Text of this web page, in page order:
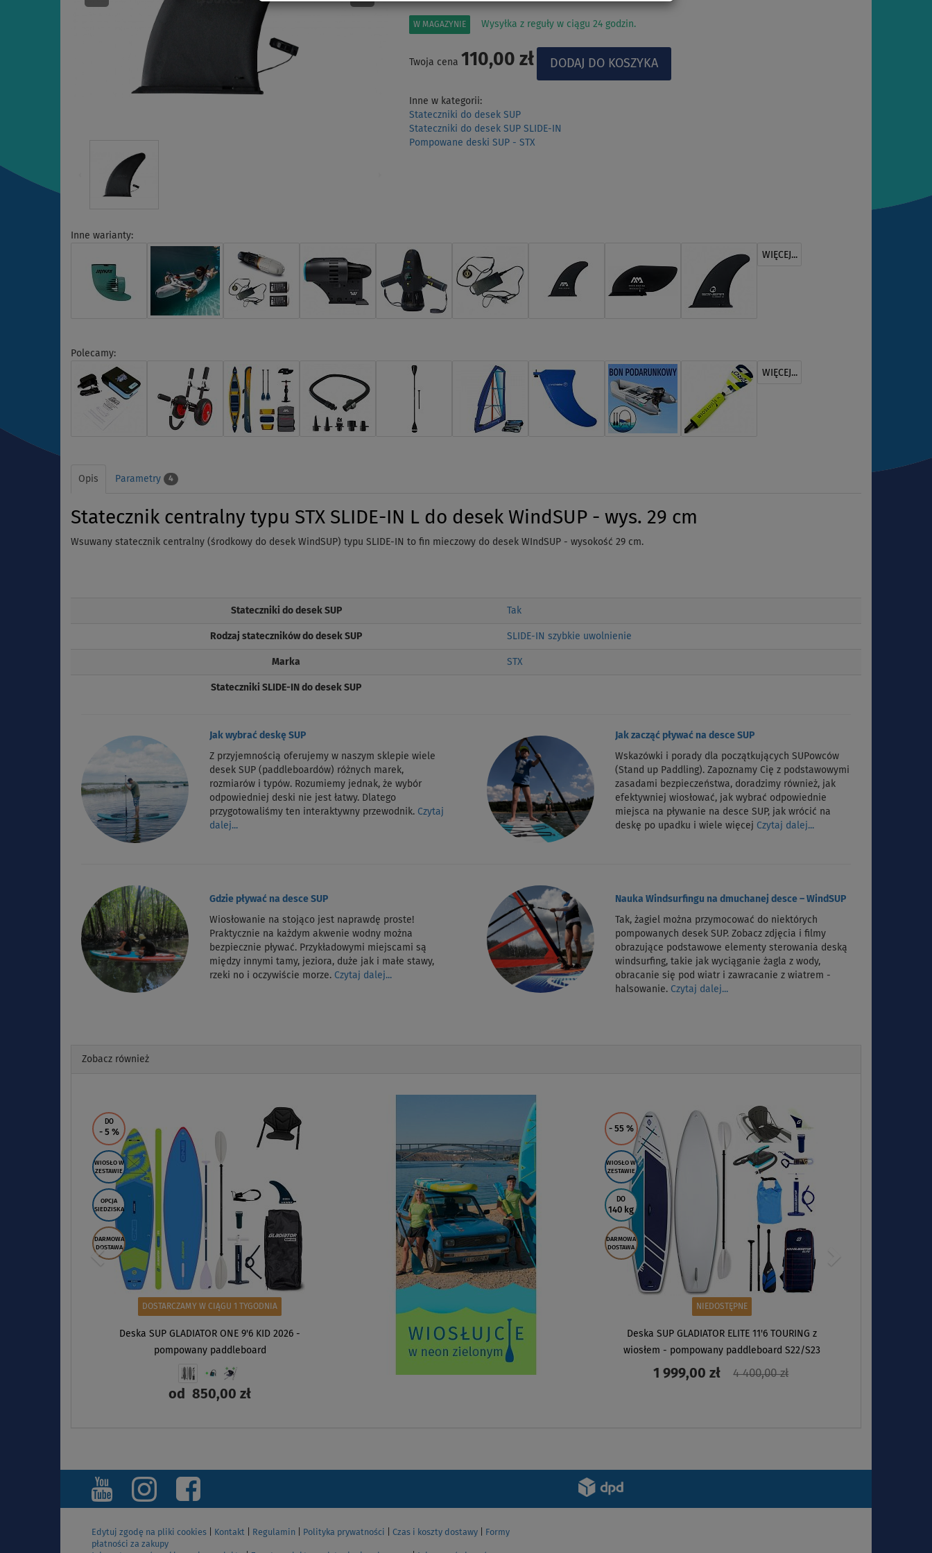
W MAGAZYNIE Wysyłka z reguły w ciągu 24 godzin.
Twoja cena 110,00 zł
Inne w kategorii:
Stateczniki do desek SUP
Stateczniki do desek SUP SLIDE-IN
Pompowane deski SUP - STX
Inne warianty:
WIĘCEJ...
Polecamy:
WIĘCEJ...
Opis Parametry 4
Statecznik centralny typu STX SLIDE-IN L do desek WindSUP - wys. 29 cm
Wsuwany statecznik centralny (środkowy do desek WindSUP) typu SLIDE-IN to fin mieczowy do desek WIndSUP - wysokość 29 cm.
Stateczniki do desek SUP Tak
Rodzaj stateczników do desek SUP SLIDE-IN szybkie uwolnienie
Marka STX
Stateczniki SLIDE-IN do desek SUP
Jak wybrać deskę SUP
Z przyjemnością oferujemy w naszym sklepie wiele
desek SUP (paddleboardów) różnych marek,
rozmiarów i typów. Rozumiemy jednak, że wybór
odpowiedniej deski nie jest łatwy. Dlatego
przygotowaliśmy ten interaktywny przewodnik. Czytaj
dalej...
Jak zacząć pływać na desce SUP
Wskazówki i porady dla początkujących SUPowców
(Stand up Paddling). Zapoznamy Cię z podstawowymi
zasadami bezpieczeństwa, doradzimy również, jak
efektywniej wiosłować, jak wybrać odpowiednie
miejsca na pływanie na desce SUP, jak wrócić na
deskę po upadku i wiele więcej Czytaj dalej...
Gdzie pływać na desce SUP
Wiosłowanie na stojąco jest naprawdę proste!
Praktycznie na każdym akwenie wodny można
bezpiecznie pływać. Przykładowymi miejscami są
między innymi tamy, jeziora, duże jak i małe stawy,
rzeki no i oczywiście morze. Czytaj dalej...
Nauka Windsurfingu na dmuchanej desce – WindSUP
Tak, żagiel można przymocować do niektórych
pompowanych desek SUP. Zobacz zdjęcia i filmy
obrazujące podstawowe elementy sterowania deską
windsurfing, takie jak wyciąganie żagla z wody,
obracanie się pod wiatr i zawracanie z wiatrem -
halsowanie. Czytaj dalej...
Zobacz również
W MAGAZYNIE
Deska SUP DELTA 10'8 z wiosłem – pompowany
paddleboard
Edytuj zgodę na pliki cookies Kontakt Regulamin Polityka prywatności Czas i koszty dostawy
Formy
płatności za zakupy